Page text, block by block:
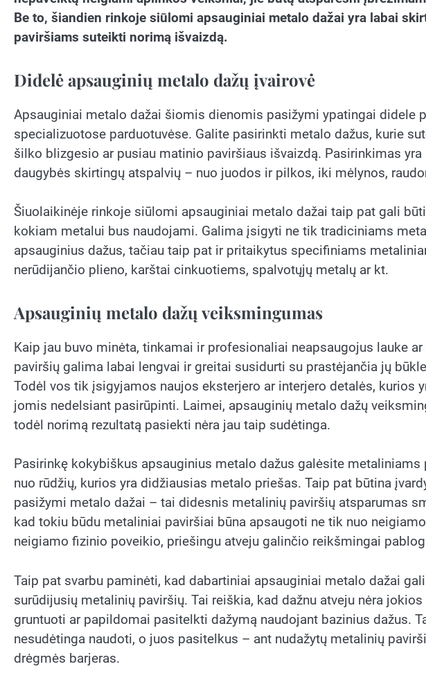
Be to, šiandien rinkoje siūlomi apsauginiai metalo dažai yra labai
paviršiams suteikti norimą išvaizdą.
Didelė apsauginių metalo dažų įvairovė
Apsauginiai metalo dažai šiomis dienomis pasižymi ypatingai didele
specializuotose parduotuvėse. Galite pasirinkti metalo dažus, kurie
šilko blizgesio ar pusiau matinio paviršiaus išvaizdą. Pasirinkimas
daugybės skirtingų atspalvių – nuo juodos ir pilkos, iki mėlynos,
Šiuolaikinėje rinkoje siūlomi apsauginiai metalo dažai taip pat gali
kokiam metalui bus naudojami. Galima įsigyti ne tik tradiciniams
apsauginius dažus, tačiau taip pat ir pritaikytus specifiniams
nerūdijančio plieno, karštai cinkuotiems, spalvotųjų metalų ar kt.
Apsauginių metalo dažų veiksmingumas
Kaip jau buvo minėta, tinkamai ir profesionaliai neapsaugojus lauke
paviršių galima labai lengvai ir greitai susidurti su prastėjančia jų
Todėl vos tik įsigyjamos naujos eksterjero ar interjero detalės, kurios
jomis nedelsiant pasirūpinti. Laimei, apsauginių metalo dažų
todėl norimą rezultatą pasiekti nėra jau taip sudėtinga.
Pasirinkę kokybiškus apsauginius metalo dažus galėsite
nuo rūdžių, kurios yra didžiausias metalo priešas. Taip pat būtina
pasižymi metalo dažai – tai didesnis metalinių paviršių atsparumas
kad tokiu būdu metaliniai paviršiai būna apsaugoti ne tik nuo
neigiamo fizinio poveikio, priešingu atveju galinčio reikšmingai
Taip pat svarbu paminėti, kad dabartiniai apsauginiai metalo dažai
surūdijusių metalinių paviršių. Tai reiškia, kad dažnu atveju nėra
gruntuoti ar papildomai pasitelkti dažymą naudojant bazinius dažus.
nesudėtinga naudoti, o juos pasitelkus – ant nudažytų metalinių
drėgmės barjeras.